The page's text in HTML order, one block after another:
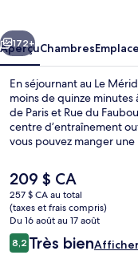
Arc
De
Triomphe
Suivant
172+
AperçuChambres
En séjournant au Le
moins de quinze minutes
de Paris et Rue du
centre d’entraînement
vous pouvez manger
jardin comptent aussi
apprécient vraiment le
à quelques minutes de
Neuilly - Porte Maillot se
Flore est à 3 minutes.
Le
prix
actuel
est
de 209 $ CA
209 $ CA
257 $ CA au total
(taxes et frais compris)
Du 16 août au 17 août
Avis
8,28,2 sur 10 –
Très bienAfficher